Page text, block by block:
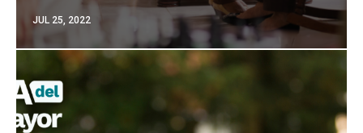
JUL 25, 2022